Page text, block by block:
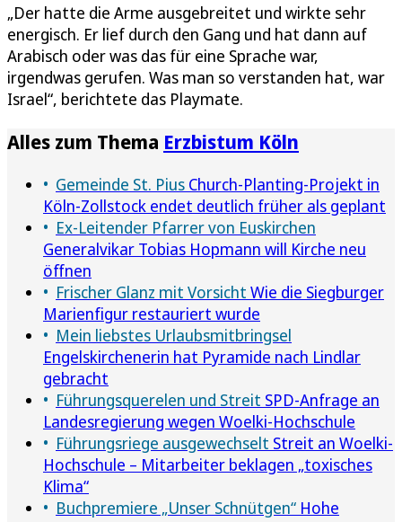
„Der hatte die Arme ausgebreitet und wirkte sehr
energisch. Er lief durch den Gang und hat dann auf
Arabisch oder was das für eine Sprache war,
irgendwas gerufen. Was man so verstanden hat, war
Israel“, berichtete das Playmate.
Alles zum Thema Erzbistum Köln
Gemeinde St. Pius Church-Planting-Projekt in
Köln-Zollstock endet deutlich früher als geplant
Ex-Leitender Pfarrer von Euskirchen
Generalvikar Tobias Hopmann will Kirche neu
öffnen
Frischer Glanz mit Vorsicht Wie die Siegburger
Marienfigur restauriert wurde
Mein liebstes Urlaubsmitbringsel
Engelskirchenerin hat Pyramide nach Lindlar
gebracht
Führungsquerelen und Streit SPD-Anfrage an
Landesregierung wegen Woelki-Hochschule
Führungsriege ausgewechselt Streit an Woelki-
Hochschule – Mitarbeiter beklagen „toxisches
Klima“
Buchpremiere „Unser Schnütgen“ Hohe